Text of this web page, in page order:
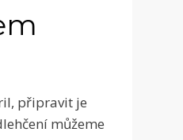
připravit je
můžeme